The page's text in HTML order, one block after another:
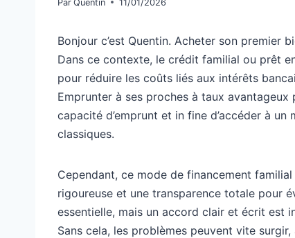
Par Quentin 11/01/2026
Bonjour c’est Quentin. Acheter son premier
Dans ce contexte, le crédit familial ou prêt
pour réduire les coûts liés aux intérêts
Emprunter à ses proches à taux
capacité d’emprunt et in fine d’accéder à
classiques.
Cependant, ce mode de financement
rigoureuse et une transparence totale pour
essentielle, mais un accord clair et écrit est
Sans cela, les problèmes peuvent vite